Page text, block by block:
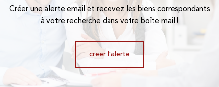
Créer une alerte email et recevez les biens correspondants
à votre recherche dans votre boîte mail !
créer l'alerte